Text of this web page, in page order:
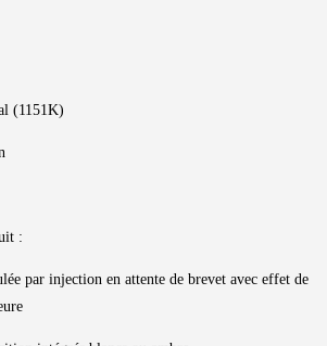
(1151K)
:
par injection en attente de brevet avec effet de